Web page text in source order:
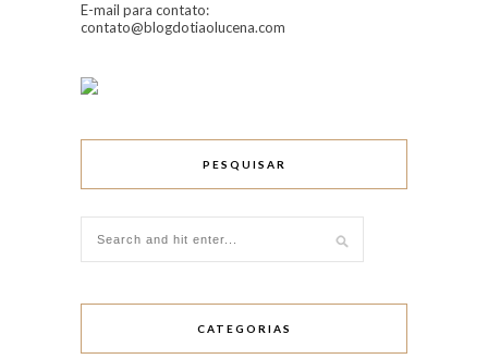
E-mail para contato:
contato@blogdotiaolucena.com
PESQUISAR
CATEGORIAS